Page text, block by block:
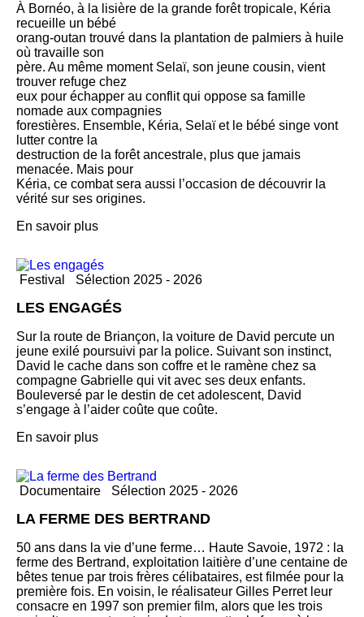
À Bornéo, à la lisière de la grande forêt tropicale, Kéria
recueille un bébé
orang-outan trouvé dans la plantation de palmiers à huile
où travaille son
père. Au même moment Selaï, son jeune cousin, vient
trouver refuge chez
eux pour échapper au conflit qui oppose sa famille
nomade aux compagnies
forestières. Ensemble, Kéria, Selaï et le bébé singe vont
lutter contre la
destruction de la forêt ancestrale, plus que jamais
menacée. Mais pour
Kéria, ce combat sera aussi l’occasion de découvrir la
vérité sur ses origines.
En savoir plus
Festival Sélection 2025 - 2026
LES ENGAGÉS
Sur la route de Briançon, la voiture de David percute un
jeune exilé poursuivi par la police. Suivant son instinct,
David le cache dans son coffre et le ramène chez sa
compagne Gabrielle qui vit avec ses deux enfants.
Bouleversé par le destin de cet adolescent, David
s’engage à l’aider coûte que coûte.
En savoir plus
Documentaire Sélection 2025 - 2026
LA FERME DES BERTRAND
50 ans dans la vie d’une ferme… Haute Savoie, 1972 : la
ferme des Bertrand, exploitation laitière d’une centaine de
bêtes tenue par trois frères célibataires, est filmée pour la
première fois. En voisin, le réalisateur Gilles Perret leur
consacre en 1997 son premier film, alors que les trois